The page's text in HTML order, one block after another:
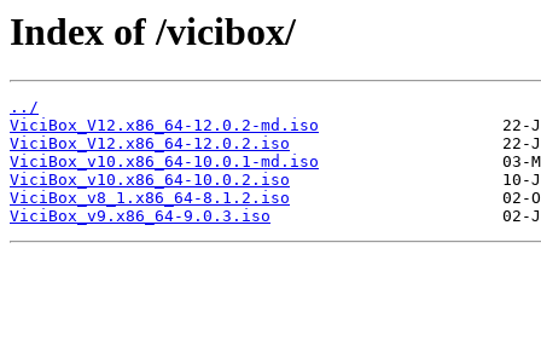
Index of /vicibox/
../
ViciBox_V12.x86_64-12.0.2-md.iso
ViciBox_V12.x86_64-12.0.2.iso
ViciBox_v10.x86_64-10.0.1-md.iso
ViciBox_v10.x86_64-10.0.2.iso
ViciBox_v8_1.x86_64-8.1.2.iso
ViciBox_v9.x86_64-9.0.3.iso